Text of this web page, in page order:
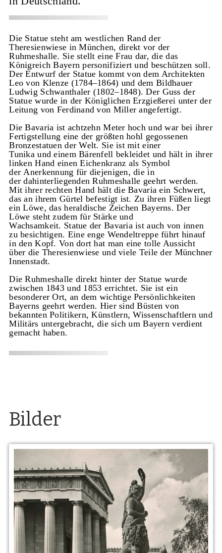
Die Statue steht am westlichen Rand der
Theresienwiese in München, direkt vor der
Ruhmeshalle. Sie stellt eine Frau dar, die das
Königreich Bayern personifiziert und beschützen soll.
Der Entwurf der Statue kommt von dem Architekten
Leo von Klenze (1784–1864) und dem Bildhauer
Ludwig Schwanthaler (1802–1848). Der Guss der
Statue wurde in der Königlichen Erzgießerei unter der
Leitung von Ferdinand von Miller angefertigt.
Die Bavaria ist achtzehn Meter hoch und war bei ihrer
Fertigstellung eine der größten hohl gegossenen
Bronzestatuen der Welt. Sie ist mit einer
Tunika und einem Bärenfell bekleidet und hält in ihrer
linken Hand einen Eichenkranz als Symbol
der Anerkennung für diejenigen, die in
der dahinterliegenden Ruhmeshalle geehrt werden.
Mit ihrer rechten Hand hält die Bavaria ein Schwert,
das an ihrem Gürtel befestigt ist. Zu ihren Füßen liegt
ein Löwe, das heraldische Zeichen Bayerns. Der
Löwe steht zudem für Stärke und
Wachsamkeit. Statue der Bavaria ist auch von innen
zu besichtigen. Eine enge Wendeltreppe führt hinauf
in den Kopf. Von dort hat man eine tolle Aussicht
über die Theresienwiese und viele Teile der Münchner
Innenstadt.
Die Ruhmeshalle direkt hinter der Statue wurde
zwischen 1843 und 1853 errichtet. Sie ist ein
besonderer Ort, an dem wichtige Persönlichkeiten
Bayerns geehrt werden. Hier sind Büsten von
bekannten Politikern, Künstlern, Wissenschaftlern und
Militärs untergebracht, die sich um Bayern verdient
gemacht haben.
Bilder